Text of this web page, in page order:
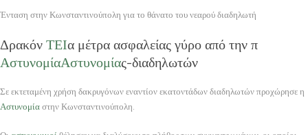
Ένταση στην Κωνσταντινούπολη για το θάνατο του νεαρού διαδηλωτή
Δρακόν ΤΕΙα μέτρα ασφαλείας γύρο από την π
ΑστυνομίαΑστυνομίας-διαδηλωτών
Σε εκτεταμένη χρήση δακρυγόνων εναντίον εκατοντάδων διαδηλωτών προχώρησε η
Αστυνομίαστην Κωνσταντινούπολη.